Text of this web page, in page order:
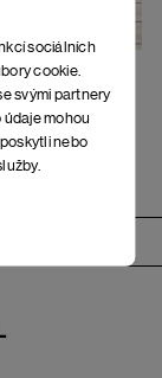
sociálních
cookie.
svými partnery
údaje mohou
nebo